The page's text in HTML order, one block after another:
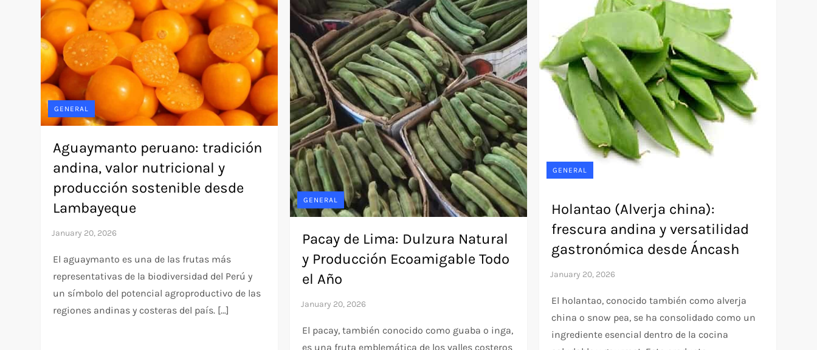
GENERAL
Aguaymanto peruano: tradición
andina, valor nutricional y
producción sostenible desde
Lambayeque
El aguaymanto es una de las frutas más
representativas de la biodiversidad del Perú y
un símbolo del potencial agroproductivo de las
regiones andinas y costeras del país. […]
GENERAL
Pacay de Lima: Dulzura Natural
y Producción Ecoamigable Todo
el Año
El pacay, también conocido como guaba o inga,
es una fruta emblemática de los valles costeros
GENERAL
Holantao (Alverja china):
frescura andina y versatilidad
gastronómica desde Áncash
El holantao, conocido también como alverja
china o snow pea, se ha consolidado como un
ingrediente esencial dentro de la cocina